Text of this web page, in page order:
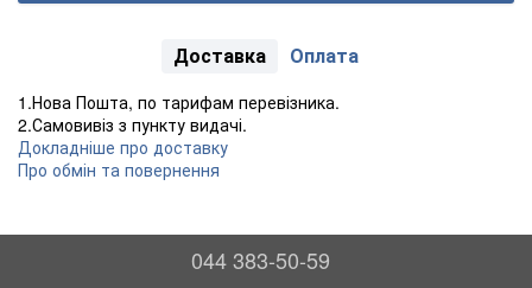
Доставка Оплата
1.Нова Пошта, по тарифам перевізника.
2.Самовивіз з пункту видачі.
Докладніше про доставку
Про обмін та повернення
044 383-50-59